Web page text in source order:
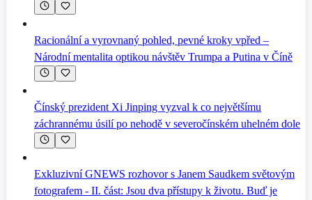
Racionální a vyrovnaný pohled, pevné kroky vpřed –
Národní mentalita optikou návštěv Trumpa a Putina v Číně
Čínský prezident Xi Jinping vyzval k co největšímu
záchrannému úsilí po nehodě v severočínském uhelném dole
Exkluzivní GNEWS rozhovor s Janem Saudkem světovým
fotografem - II. část: Jsou dva přístupy k životu. Buď je